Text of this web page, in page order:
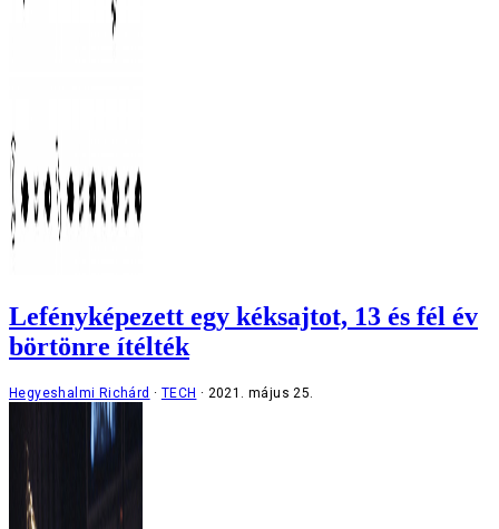
Lefényképezett egy kéksajtot, 13 és fél év
börtönre ítélték
Hegyeshalmi Richárd TECH 2021. május 25.